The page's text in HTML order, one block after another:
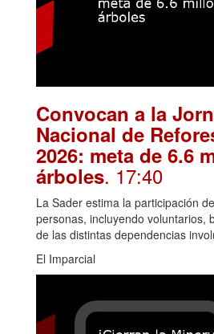
Convocan a la
Nacional de
2026: meta de 6.6
árboles. 17:40
La Sader estima la participación
personas, incluyendo voluntarios,
de las distintas dependencias
El Imparcial